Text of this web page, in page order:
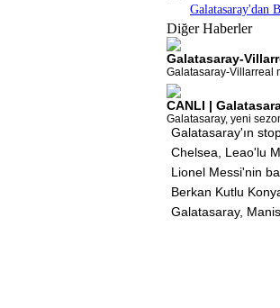
Galatasaray'dan
Diğer Haberler
Galatasaray-
Galatasaray-Villarreal
CANLI |
Galatasaray, yeni
Galatasaray'ın
Chelsea, Leao'lu
Lionel Messi'nin
Berkan Kutlu
Galatasaray,